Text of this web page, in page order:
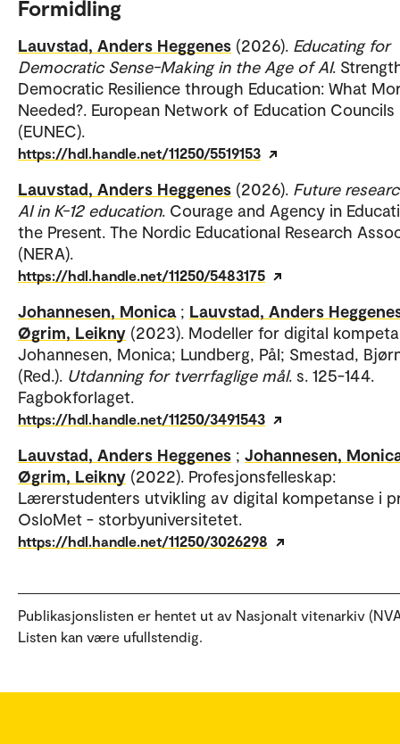
Formidling
Lauvstad, Anders Heggenes (2026). Educating for
Democratic Sense-Making in the Age of AI.
Democratic Resilience through Education: What
Needed?. European Network of Education Councils
(EUNEC).
https://hdl.handle.net/11250/5519153
Lauvstad, Anders Heggenes (2026). Future
AI in K-12 education. Courage and Agency in
the Present. The Nordic Educational Research
(NERA).
https://hdl.handle.net/11250/5483175
Johannesen, Monica ; Lauvstad, Anders
Øgrim, Leikny (2023). Modeller for digital
Johannesen, Monica; Lundberg, Pål; Smestad,
(Red.). Utdanning for tverrfaglige mål. s. 125-144.
Fagbokforlaget.
https://hdl.handle.net/11250/3491543
Lauvstad, Anders Heggenes ; Johannesen,
Øgrim, Leikny (2022). Profesjonsfelleskap:
Lærerstudenters utvikling av digital kompetanse i
OsloMet - storbyuniversitetet.
https://hdl.handle.net/11250/3026298
Publikasjonslisten er hentet ut av Nasjonalt vitenarkiv
Listen kan være ufullstendig.